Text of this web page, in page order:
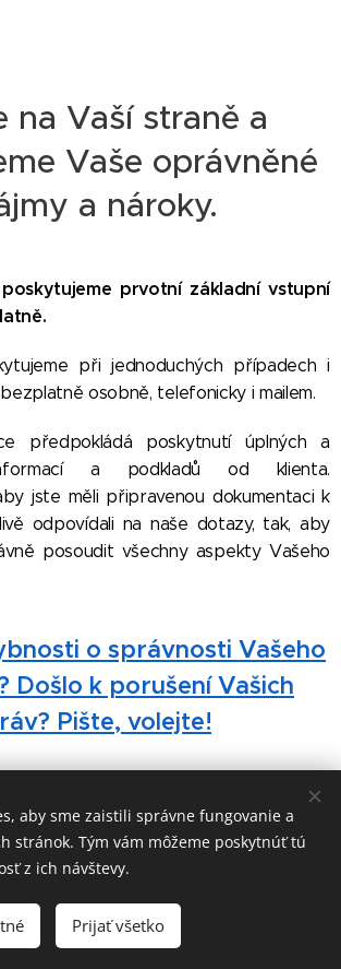
na Vaší straně a
Vaše oprávněné
a nároky.
prvotní základní vstupní
při jednoduchých případech i
osobně, telefonicky i mailem.
předpokládá poskytnutí úplných a
a podkladů od klienta.
jste měli připravenou dokumentaci k
odpovídali na naše dotazy, tak, aby
posoudit všechny aspekty Vašeho
o správnosti Vašeho
Došlo k porušení Vašich
Pište, volejte!
s.r.o., Starohájska 1, 917 01 Trnava
Cookies
Jazyky
Slovenčina
Čeština
aby sme zaistili správne fungovanie a
stránok. Tým vám môžeme poskytnúť tú
z ich návštevy.
Prijať všetko